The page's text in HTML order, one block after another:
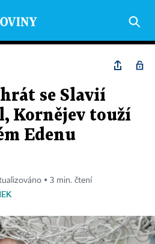
se Slavií
Kornějev touží
Edenu
▪ 3 min. čtení